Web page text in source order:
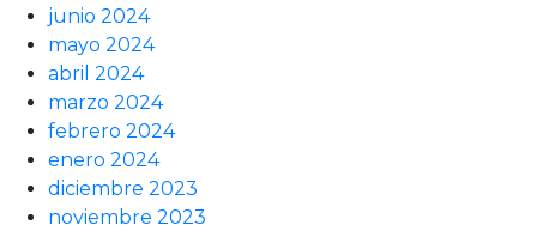
junio 2024
mayo 2024
abril 2024
marzo 2024
febrero 2024
enero 2024
diciembre 2023
noviembre 2023